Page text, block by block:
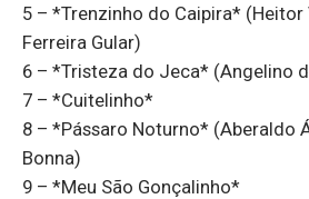
5 – *Trenzinho do Caipira*
Ferreira Gular)
6 – *Tristeza do Jeca* (Angelino
7 – *Cuitelinho*
8 – *Pássaro Noturno* (Aberaldo
Bonna)
9 – *Meu São Gonçalinho*